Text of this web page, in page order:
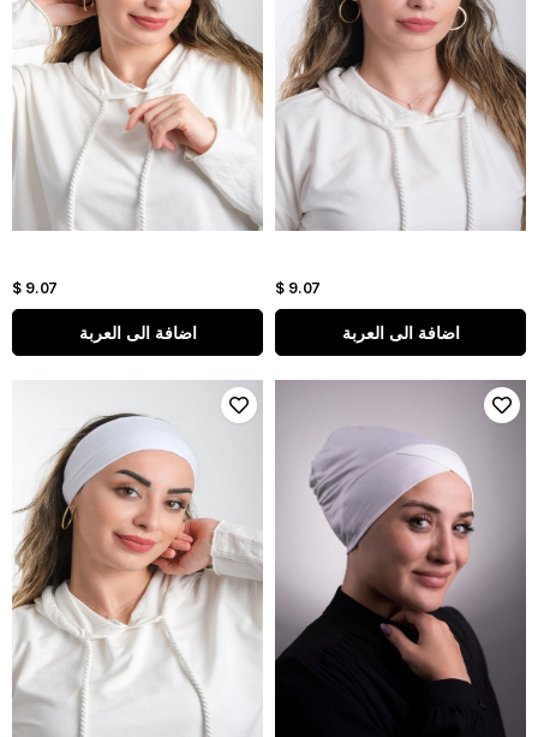
$ 9.07
اضافة الى العربة
$ 9.07
اضافة الى العربة